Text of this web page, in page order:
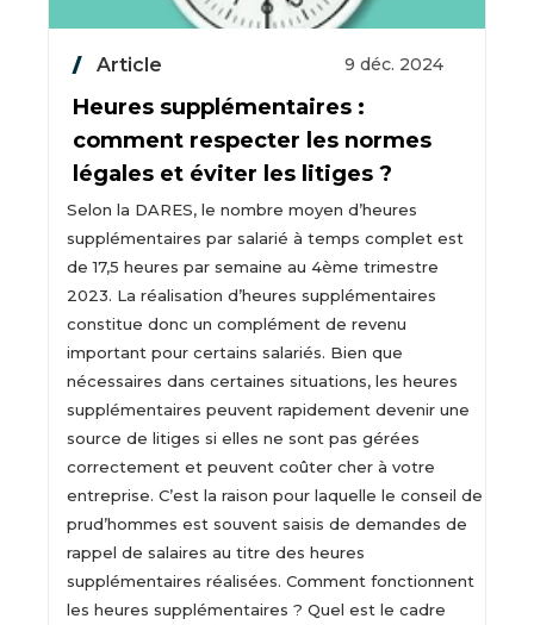
Article 9 déc. 2024
Heures supplémentaires :
comment respecter les normes
légales et éviter les litiges ?
Selon la DARES, le nombre moyen d’heures
supplémentaires par salarié à temps complet est
de 17,5 heures par semaine au 4ème trimestre
2023. La réalisation d’heures supplémentaires
constitue donc un complément de revenu
important pour certains salariés. Bien que
nécessaires dans certaines situations, les heures
supplémentaires peuvent rapidement devenir une
source de litiges si elles ne sont pas gérées
correctement et peuvent coûter cher à votre
entreprise. C’est la raison pour laquelle le conseil de
prud’hommes est souvent saisis de demandes de
rappel de salaires au titre des heures
supplémentaires réalisées. Comment fonctionnent
les heures supplémentaires ? Quel est le cadre